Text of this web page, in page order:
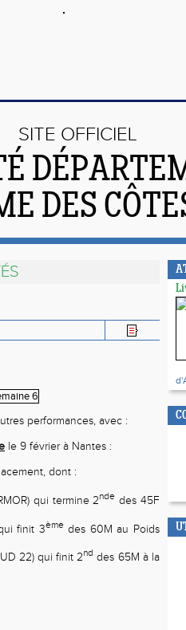
SITE OFFICIEL
DES
performances, avec :
le 9 février à Nantes :
dont :
qui termine 2nde des 45F
finit 3èmedes 60M au Poids
22) qui finit 2nd des 65M à la